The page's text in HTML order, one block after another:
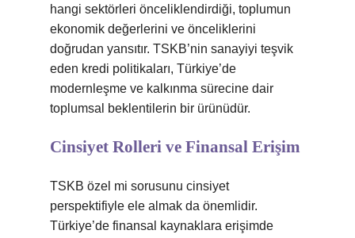
hangi sektörleri önceliklendirdiği, toplumun
ekonomik değerlerini ve önceliklerini
doğrudan yansıtır. TSKB’nin sanayiyi teşvik
eden kredi politikaları, Türkiye’de
modernleşme ve kalkınma sürecine dair
toplumsal beklentilerin bir ürünüdür.
Cinsiyet Rolleri ve Finansal Erişim
TSKB özel mi sorusunu cinsiyet
perspektifiyle ele almak da önemlidir.
Türkiye’de finansal kaynaklara erişimde